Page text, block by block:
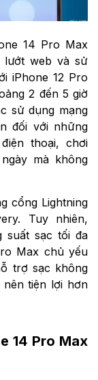
14 Pro Max
lướt web và sử
iPhone 12 Pro
2 đến 5 giờ
sử dụng mạng
đối với những
thoại, chơi
mà không
cổng Lightning
Tuy nhiên,
suất sạc tối đa
Max chủ yếu
trợ sạc không
nên tiện lợi hơn
14 Pro Max